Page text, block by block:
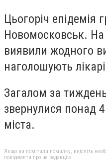
Цьогоріч епідемія
Новомосковськ. На
виявили жодного
наголошують
Загалом за
звернулися понад
міста.
Якщо ви помітили помилку, виділіть
повідомити про це редакцію